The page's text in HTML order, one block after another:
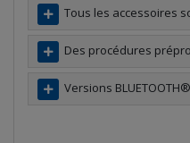
Tous les accessoires
Des procédures
Versions